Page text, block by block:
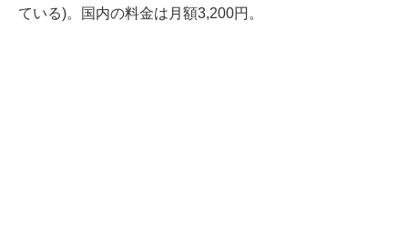
ている)。国内の料金は月額3,200円。